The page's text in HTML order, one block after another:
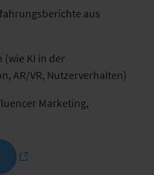
aus
KI in der
AR/VR, Nutzerverhalten)
Marketing,